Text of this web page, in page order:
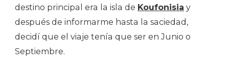
destino principal era la isla de Koufonisia y
después de informarme hasta la saciedad,
decidí que el viaje tenía que ser en Junio o
Septiembre.